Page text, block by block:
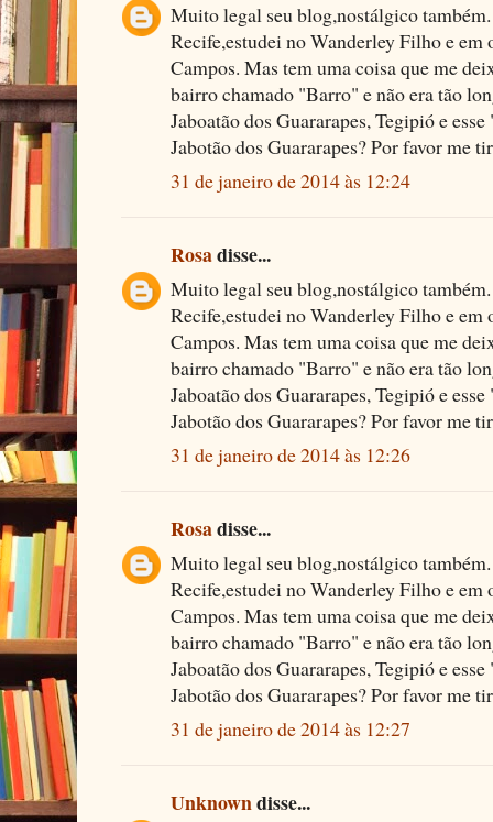
Muito legal seu blog,nostálgico
Recife,estudei no Wanderley Filho e
Campos. Mas tem uma coisa que me
bairro chamado "Barro" e não era tão
Jaboatão dos Guararapes, Tegipió e
Jabotão dos Guararapes? Por favor me
31 de janeiro de 2014 às 12:24
Rosadisse...
Muito legal seu blog,nostálgico
Recife,estudei no Wanderley Filho e
Campos. Mas tem uma coisa que me
bairro chamado "Barro" e não era tão
Jaboatão dos Guararapes, Tegipió e
Jabotão dos Guararapes? Por favor me
31 de janeiro de 2014 às 12:26
Rosadisse...
Muito legal seu blog,nostálgico
Recife,estudei no Wanderley Filho e
Campos. Mas tem uma coisa que me
bairro chamado "Barro" e não era tão
Jaboatão dos Guararapes, Tegipió e
Jabotão dos Guararapes? Por favor me
31 de janeiro de 2014 às 12:27
Unknowndisse...